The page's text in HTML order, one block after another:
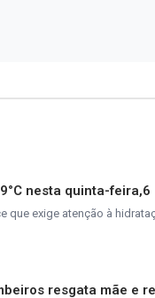
nesta quinta-feira,6
que exige atenção à
resgata mãe e